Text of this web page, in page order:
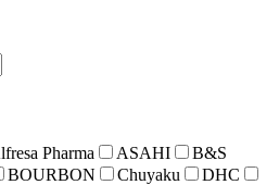
Pharma ASAHI
B&S
BOURBON Chuyaku
DHC